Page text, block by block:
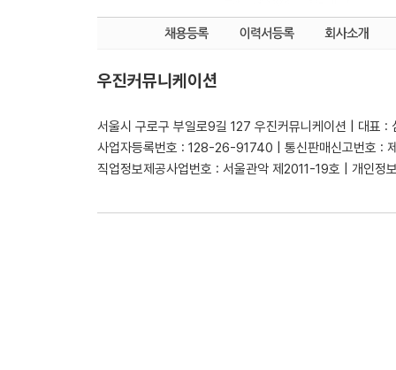
우진커뮤니케이션
서울시 구로구 부일로9길 127 우진커뮤니케이션 | 대표 :
사업자등록번호 : 128-26-91740 | 통신판매신고번호 :
직업정보제공사업번호 : 서울관악 제2011-19호 | 개인정